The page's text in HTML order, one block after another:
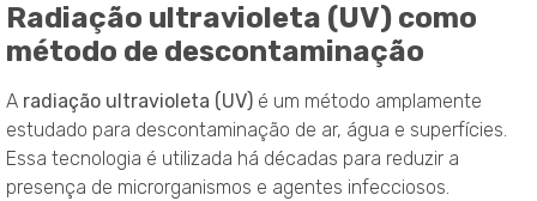
Radiação ultravioleta (UV) como
método de descontaminação
A radiação ultravioleta (UV) é um método amplamente
estudado para descontaminação de ar, água e superfícies.
Essa tecnologia é utilizada há décadas para reduzir a
presença de microrganismos e agentes infecciosos.